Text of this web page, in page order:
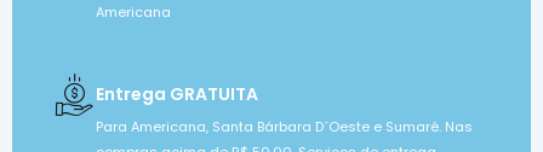
Americana
Entrega GRATUITA
Para Americana, Santa Bárbara D´Oeste e Sumaré. Nas